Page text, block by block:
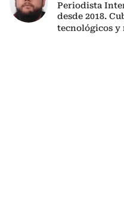
Periodista
desde 2018.
tecnológicos y